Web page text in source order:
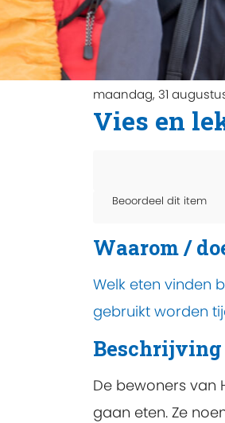
maandag, 31
Vies en
Beoordeel dit item
Waarom /
Welk eten vinden
gebruikt worden
De bewoners van
gaan eten. Ze